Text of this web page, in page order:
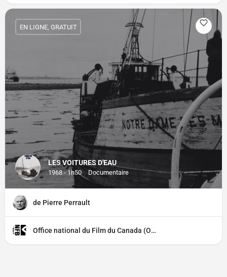
LES VOITURES D'EAU
1968 - 1h50 Documentaire
EN LIGNE, GRATUIT
de Pierre Perrault
Office national du Film du Canada (ONF)